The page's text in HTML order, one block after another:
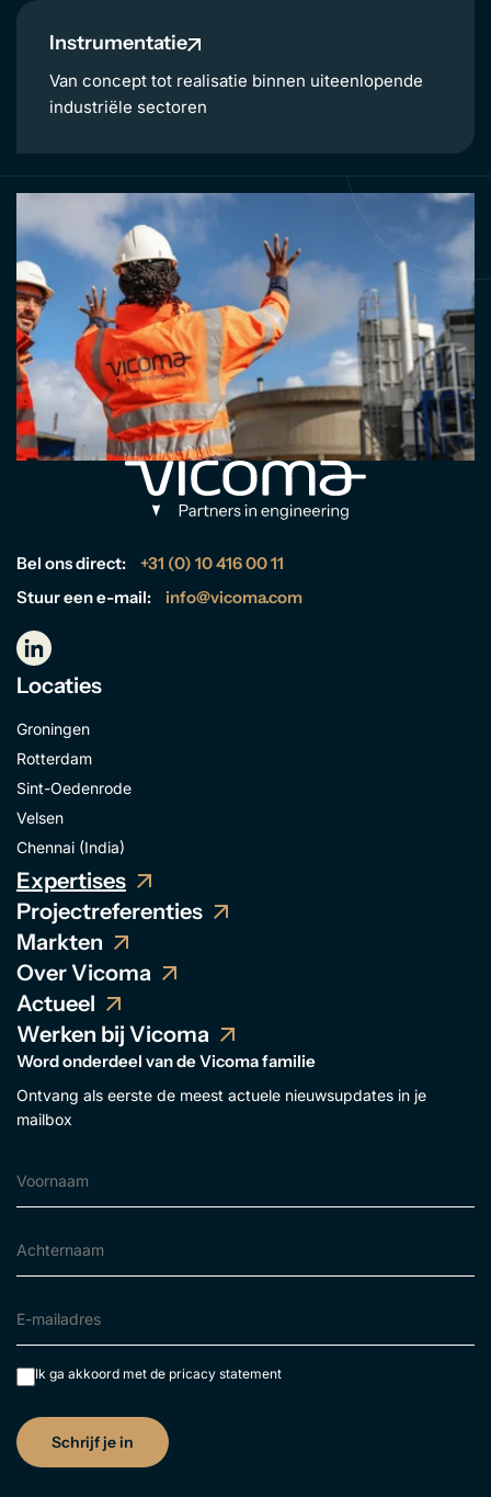
Instrumentatie
Van concept tot realisatie binnen uiteenlopende
industriële sectoren
Bel ons direct:
+31 (0) 10 416 00 11
Stuur een e-mail:
info@vicoma.com
Locaties
Groningen
Rotterdam
Sint-Oedenrode
Velsen
Chennai (India)
Expertises
Projectreferenties
Markten
Over Vicoma
Actueel
Werken bij Vicoma
Word onderdeel van de Vicoma familie
Ontvang als eerste de meest actuele nieuwsupdates in je
mailbox
Ik ga akkoord met de pricacy statement